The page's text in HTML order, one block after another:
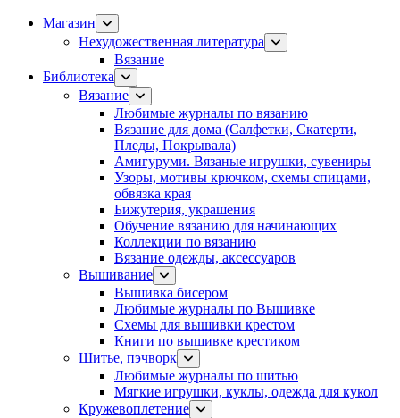
Магазин
Нехудожественная литература
Вязание
Библиотека
Вязание
Любимые журналы по вязанию
Вязание для дома (Салфетки, Скатерти,
Пледы, Покрывала)
Амигуруми. Вязаные игрушки, сувениры
Узоры, мотивы крючком, схемы спицами,
обвязка края
Бижутерия, украшения
Обучение вязанию для начинающих
Коллекции по вязанию
Вязание одежды, аксессуаров
Вышивание
Вышивка бисером
Любимые журналы по Вышивке
Схемы для вышивки крестом
Книги по вышивке крестиком
Шитье, пэчворк
Любимые журналы по шитью
Мягкие игрушки, куклы, одежда для кукол
Кружевоплетение